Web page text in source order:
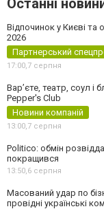
Останні
Відпочинок у Києві та
2026
Партнерський
17:00,7 серпня
Вар’єте, театр, соул і
Pepper's Club
Новини компаній
13:00,7 серпня
Politico: обмін
покращився
13:50,6 серпня
Масований удар по
провідні українські